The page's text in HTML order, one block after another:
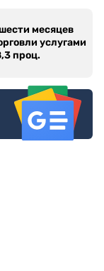
месяцев
услугами
проц.